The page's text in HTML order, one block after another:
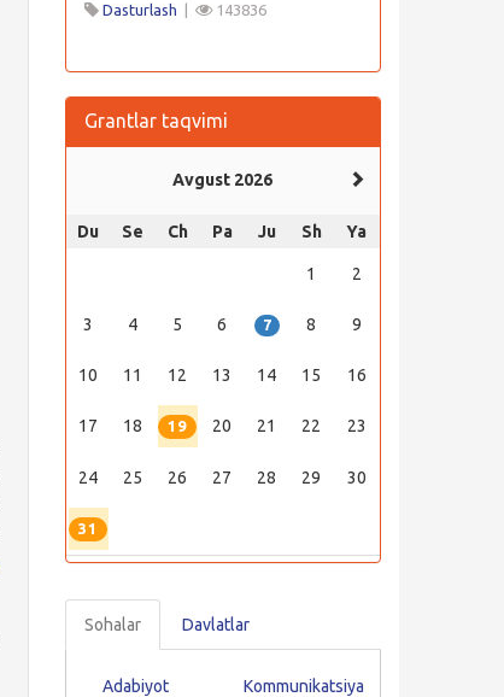
Dasturlash 143836
Grantlar taqvimi
Avgust 2026
Du Se Ch Pa Ju Sh Ya
1 2
3 4 5 6 7 8 9
10 11 12 13 14 15 16
17 18 19 20 21 22 23
24 25 26 27 28 29 30
31
Sohalar Davlatlar
Adabiyot
Kommunikatsiya